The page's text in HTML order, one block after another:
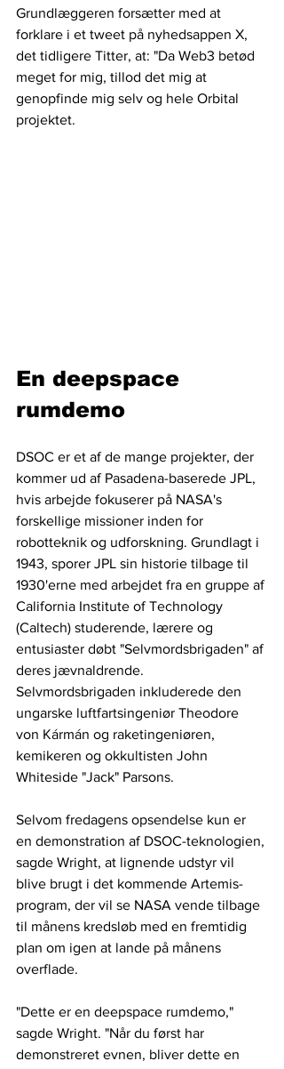
Grundlæggeren forsætter med at
forklare i et tweet på nyhedsappen X,
det tidligere Titter, at: "Da Web3 betød
meget for mig, tillod det mig at
genopfinde mig selv og hele Orbital
projektet.
En deepspace
rumdemo
DSOC er et af de mange projekter, der
kommer ud af Pasadena-baserede JPL,
hvis arbejde fokuserer på NASA's
forskellige missioner inden for
robotteknik og udforskning. Grundlagt i
1943, sporer JPL sin historie tilbage til
1930'erne med arbejdet fra en gruppe af
California Institute of Technology
(Caltech) studerende, lærere og
entusiaster døbt "Selvmordsbrigaden" af
deres jævnaldrende.
Selvmordsbrigaden inkluderede den
ungarske luftfartsingeniør Theodore
von Kármán og raketingeniøren,
kemikeren og okkultisten John
Whiteside "Jack" Parsons.
Selvom fredagens opsendelse kun er
en demonstration af DSOC-teknologien,
sagde Wright, at lignende udstyr vil
blive brugt i det kommende Artemis-
program, der vil se NASA vende tilbage
til månens kredsløb med en fremtidig
plan om igen at lande på månens
overflade.
"Dette er en deepspace rumdemo,"
sagde Wright. "Når du først har
demonstreret evnen, bliver dette en